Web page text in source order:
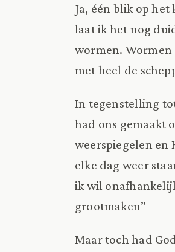
Ja, één blik op
laat ik het nog
wormen. Wormen
met heel de
In tegenstelling
had ons gemaakt
weerspiegelen en
elke dag weer
ik wil
grootmaken”
Maar toch had